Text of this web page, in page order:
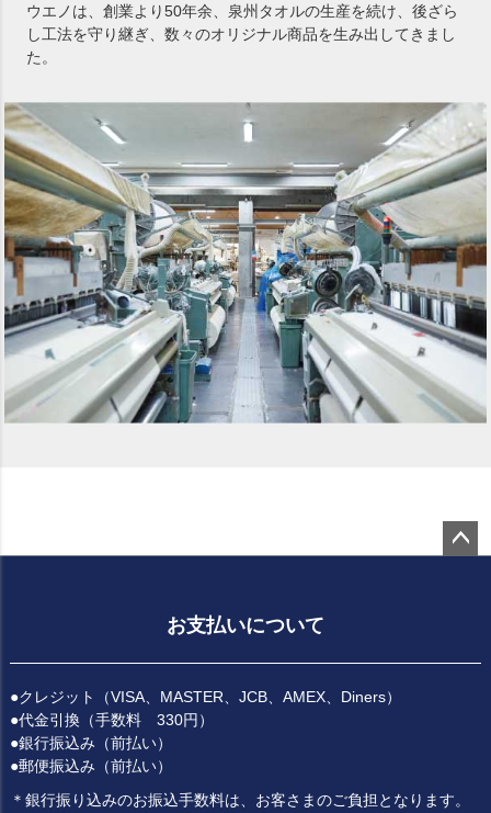
ウエノは、創業より50年余、泉州タオルの生産を続け、後ざら
し工法を守り継ぎ、数々のオリジナル商品を生み出してきまし
た。
お支払いについて
●クレジット（VISA、MASTER、JCB、AMEX、Diners）
●代金引換（手数料 330円）
●銀行振込み（前払い）
●郵便振込み（前払い）
＊銀行振り込みのお振込手数料は、お客さまのご負担となります。